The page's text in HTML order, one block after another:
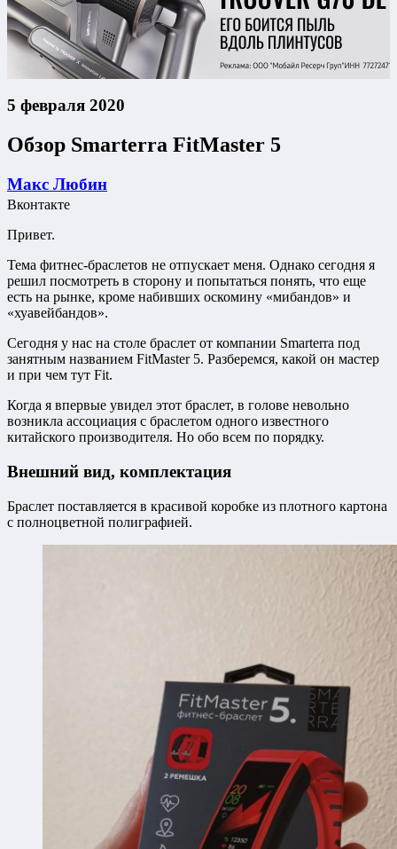
5 февраля 2020
Обзор Smarterra FitMaster 5
Макс Любин
Вконтакте
Привет.
Тема фитнес-браслетов не отпускает меня. Однако сегодня я
решил посмотреть в сторону и попытаться понять, что еще
есть на рынке, кроме набивших оскомину «мибандов» и
«хуавейбандов».
Сегодня у нас на столе браслет от компании Smarterra под
занятным названием FitMaster 5. Разберемся, какой он мастер
и при чем тут Fit.
Когда я впервые увидел этот браслет, в голове невольно
возникла ассоциация с браслетом одного известного
китайского производителя. Но обо всем по порядку.
Внешний вид, комплектация
Браслет поставляется в красивой коробке из плотного картона
с полноцветной полиграфией.